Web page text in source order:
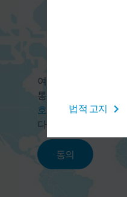
법적 고지
여기에서 지도 서비
통해 사용자의 데이
호 정책에 명시된 개
다.
동의